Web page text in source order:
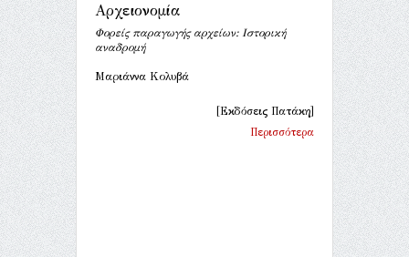
Αρχειονομία
Φορείς παραγωγής αρχείων: Ιστορική
αναδρομή
Μαριάννα Κολυβά
[Εκδόσεις Πατάκη]
Περισσότερα